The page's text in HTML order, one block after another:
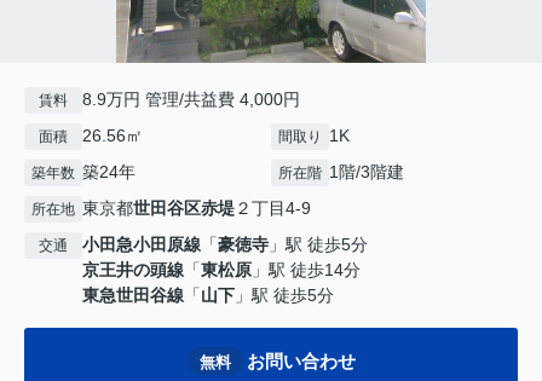
賃料 8.9万円 管理/共益費 4,000円
面積 26.56㎡ 間取り 1K
築年数 築24年 所在階 1階/3階建
所在地 東京都世田谷区赤堤２丁目4-9
交通 小田急小田原線 「豪徳寺 」駅 徒歩5分
京王井の頭線 「東松原 」駅 徒歩14分
東急世田谷線 「山下 」駅 徒歩5分
無料 お問い合わせ